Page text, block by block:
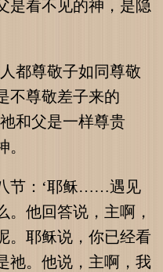
是看不见的神，是隐
都尊敬子如同尊敬
不尊敬差子来的
和父是一样尊贵
节：‘耶稣……遇见
。他回答说，主啊，
。耶稣说，你已经看
祂。他说，主啊，我